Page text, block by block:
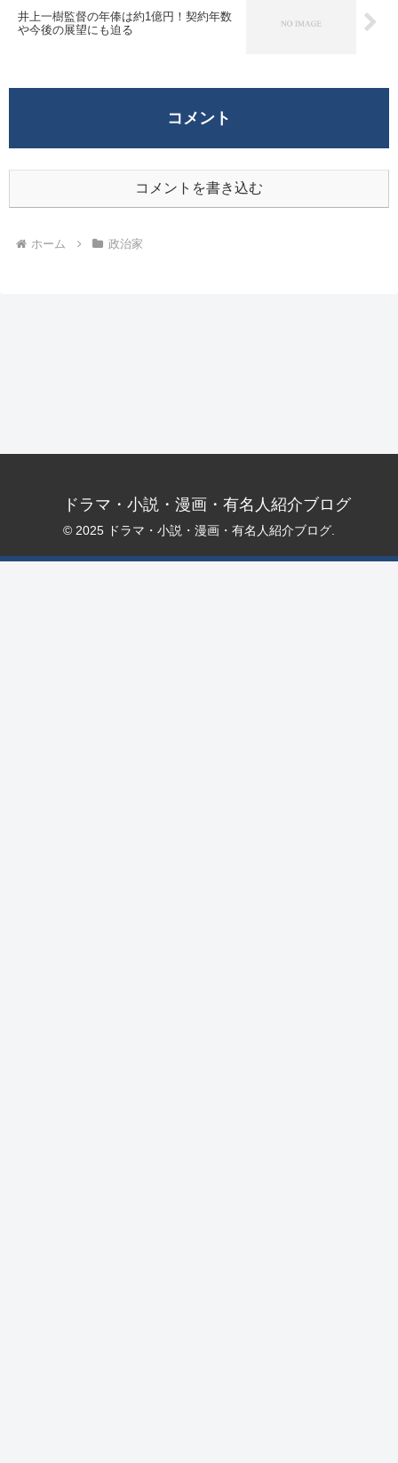
井上一樹監督の年俸は約1億円！契約年数
や今後の展望にも迫る
コメント
コメントを書き込む
ホーム 政治家
ドラマ・小説・漫画・有名人紹介ブログ
© 2025 ドラマ・小説・漫画・有名人紹介ブログ.